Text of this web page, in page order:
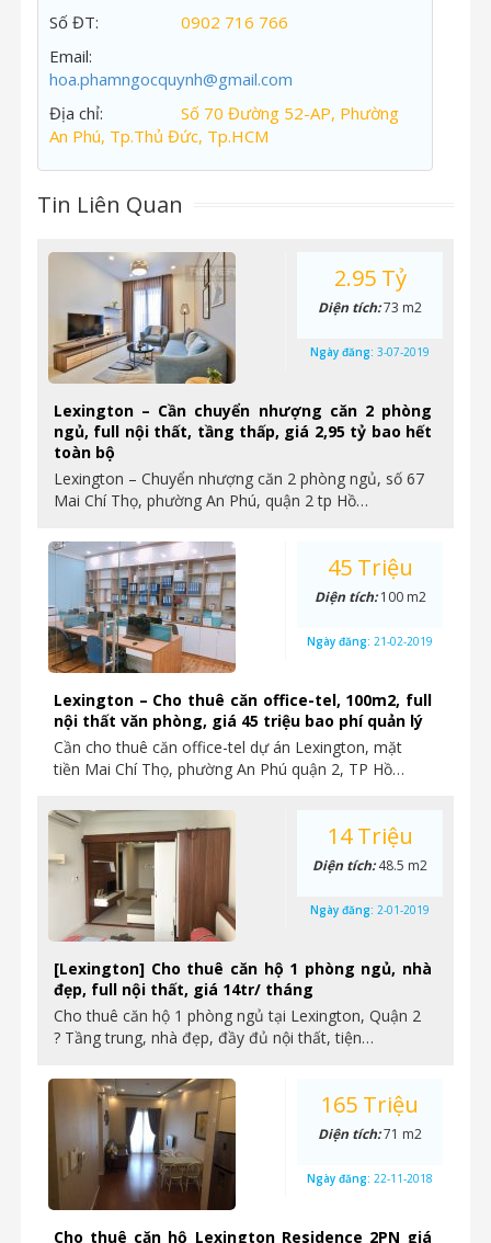
Số ĐT:
0902 716 766
Email:
hoa.phamngocquynh@gmail.com
Địa chỉ:
Số 70 Đường 52-AP, Phường
An Phú, Tp.Thủ Đức, Tp.HCM
Tin Liên Quan
Lexington – Cần chuyển nhượng căn 2 phòng
ngủ, full nội thất, tầng thấp, giá 2,95 tỷ bao hết
toàn bộ
Lexington – Chuyển nhượng căn 2 phòng ngủ, số 67
Mai Chí Thọ, phường An Phú, quận 2 tp Hồ…
2.95 Tỷ
Diện tích:73 m2
Ngày đăng: 3-07-2019
Lexington – Cho thuê căn office-tel, 100m2, full
nội thất văn phòng, giá 45 triệu bao phí quản lý
Cần cho thuê căn office-tel dự án Lexington, mặt
tiền Mai Chí Thọ, phường An Phú quận 2, TP Hồ…
45 Triệu
Diện tích:100 m2
Ngày đăng: 21-02-2019
[Lexington] Cho thuê căn hộ 1 phòng ngủ, nhà
đẹp, full nội thất, giá 14tr/ tháng
Cho thuê căn hộ 1 phòng ngủ tại Lexington, Quận 2
? Tầng trung, nhà đẹp, đầy đủ nội thất, tiện…
14 Triệu
Diện tích:48.5 m2
Ngày đăng: 2-01-2019
Cho thuê căn hộ Lexington Residence 2PN giá
165 Triệu
Diện tích:71 m2
Ngày đăng: 22-11-2018